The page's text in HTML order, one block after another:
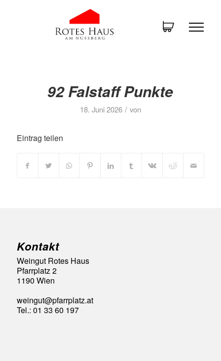
92 Falstaff Punkte
18. Juni 2026 / von
Eintrag teilen
Kontakt
Weingut Rotes Haus
Pfarrplatz 2
1190 Wien
weingut@pfarrplatz.at
Tel.: 01 33 60 197